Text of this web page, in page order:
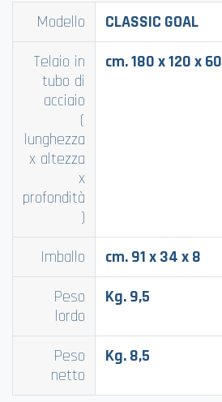
Modello
CLASSIC GOAL
Telaio in
tubo di
acciaio
(
lunghezza
x altezza
x
profondità
)
cm. 180 x 120 x 60
Imballo
cm. 91 x 34 x 8
Peso
lordo
Kg. 9,5
Peso
netto
Kg. 8,5